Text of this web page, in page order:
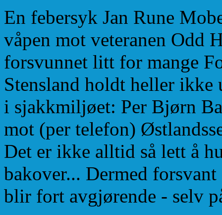
En febersyk Jan Rune
våpen mot veteranen Odd
forsvunnet litt for mange
Stensland holdt heller ikke
i sjakkmiljøet: Per Bjørn
mot (per telefon)
Det er ikke alltid så lett å
bakover... Dermed
blir fort avgjørende - selv